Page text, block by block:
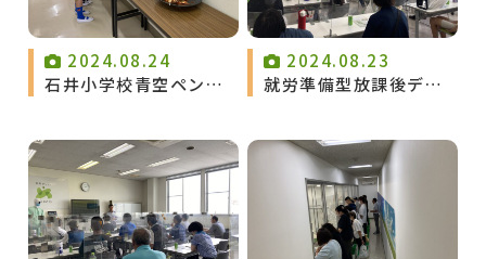
2024.08.24
石井小学校青空ペンギ
2024.08.23
就労準備型放課後デイ